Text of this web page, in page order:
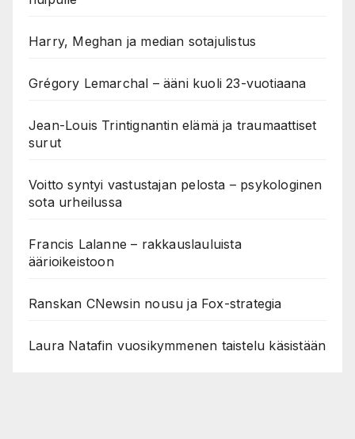
Harry, Meghan ja median sotajulistus
Grégory Lemarchal – ääni kuoli 23-vuotiaana
Jean-Louis Trintignantin elämä ja traumaattiset
surut
Voitto syntyi vastustajan pelosta – psykologinen
sota urheilussa
Francis Lalanne – rakkauslauluista
äärioikeistoon
Ranskan CNewsin nousu ja Fox-strategia
Laura Natafin vuosikymmenen taistelu käsistään